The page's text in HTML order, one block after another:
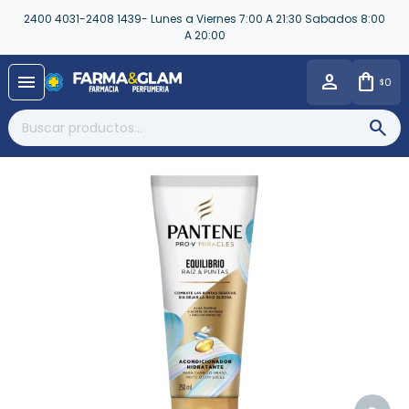
2400 4031-2408 1439- Lunes a Viernes 7:00 A 21:30 Sabados 8:00
A 20:00
menu $0